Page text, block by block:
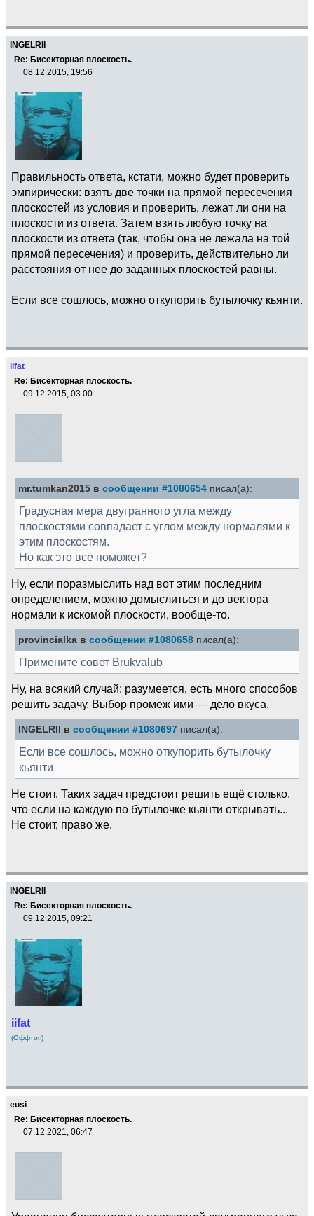
INGELRII
Re: Бисекторная плоскость.
08.12.2015, 19:56
Правильность ответа, кстати, можно будет проверить
эмпирически: взять две точки на прямой пересечения
плоскостей из условия и проверить, лежат ли они на
плоскости из ответа. Затем взять любую точку на
плоскости из ответа (так, чтобы она не лежала на той
прямой пересечения) и проверить, действительно ли
расстояния от нее до заданных плоскостей равны.
Если все сошлось, можно откупорить бутылочку кьянти.
iifat
Re: Бисекторная плоскость.
09.12.2015, 03:00
mr.tumkan2015 в сообщении #1080654 писал(а):
Градусная мера двугранного угла между
плоскостями совпадает с углом между нормалями к
этим плоскостям.
Но как это все поможет?
Ну, если поразмыслить над вот этим последним
определением, можно домыслиться и до вектора
нормали к искомой плоскости, вообще-то.
provincialka в сообщении #1080658 писал(а):
Примените совет Brukvalub
Ну, на всякий случай: разумеется, есть много способов
решить задачу. Выбор промеж ими — дело вкуса.
INGELRII в сообщении #1080697 писал(а):
Если все сошлось, можно откупорить бутылочку
кьянти
Не стоит. Таких задач предстоит решить ещё столько,
что если на каждую по бутылочке кьянти открывать...
Не стоит, право же.
INGELRII
Re: Бисекторная плоскость.
09.12.2015, 09:21
iifat
(Оффтоп)
eusi
Re: Бисекторная плоскость.
07.12.2021, 06:47